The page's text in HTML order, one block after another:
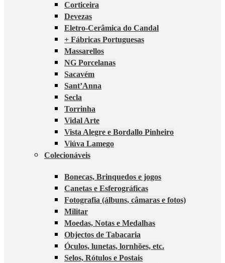
Corticeira
Devezas
Eletro-Cerâmica do Candal
+ Fábricas Portuguesas
Massarellos
NG Porcelanas
Sacavém
Sant’Anna
Secla
Torrinha
Vidal Arte
Vista Alegre e Bordallo Pinheiro
Viúva Lamego
Colecionáveis
Bonecas, Brinquedos e jogos
Canetas e Esferográficas
Fotografia (álbuns, câmaras e fotos)
Militar
Moedas, Notas e Medalhas
Objectos de Tabacaria
Óculos, lunetas, lornhões, etc.
Selos, Rótulos e Postais